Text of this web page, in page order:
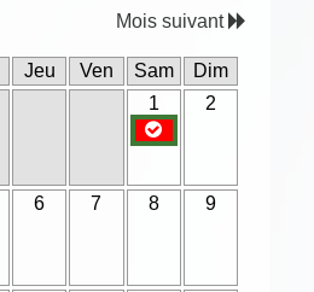
Mois suivant
Jeu Ven Sam
Dim
1
2
6 7 8 9